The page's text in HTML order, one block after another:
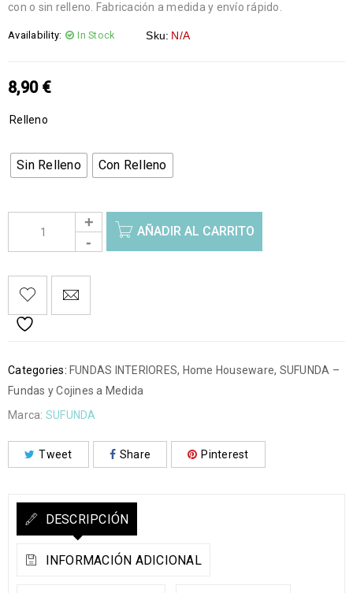
con o sin relleno. Fabricación a medida y envío rápido.
Availability: In Stock Sku: N/A
8,90 €
Relleno
Sin Relleno Con Relleno
AÑADIR AL CARRITO
Categories: FUNDAS INTERIORES, Home Houseware, SUFUNDA –
Fundas y Cojines a Medida
Marca: SUFUNDA
Tweet Share Pinterest
DESCRIPCIÓN
INFORMACIÓN ADICIONAL